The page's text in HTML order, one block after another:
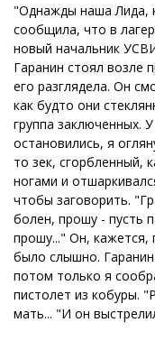
"Однажды наша Лида,
сообщила, что в
новый начальник
Гаранин стоял возле
его разглядела. Он
как будто они
группа заключенных.
остановились, я
то зек, сгорбленный,
ногами и
чтобы заговорить.
болен, прошу - пусть
прошу..." Он, кажется,
было слышно. Гаранин
потом только я
пистолет из кобуры.
мать... "И он